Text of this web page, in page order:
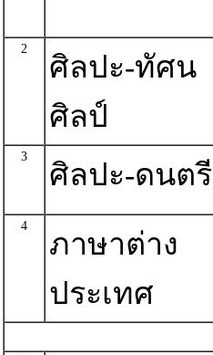
2
ศิลปะ-ทัศน
ศิลป์
3
ศิลปะ-ดนตรี
4
ภาษาต่าง
ประเทศ